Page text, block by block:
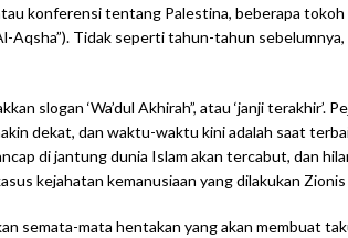
konferensi tentang Palestina, beberapa tokoh
Aqsha”). Tidak seperti tahun-tahun
slogan ‘Wa’dul Akhirah”, atau ‘janji terakhir’.
dekat, dan waktu-waktu kini adalah saat
di jantung dunia Islam akan tercabut, dan
kejahatan kemanusiaan yang dilakukan
semata-mata hentakan yang akan membuat